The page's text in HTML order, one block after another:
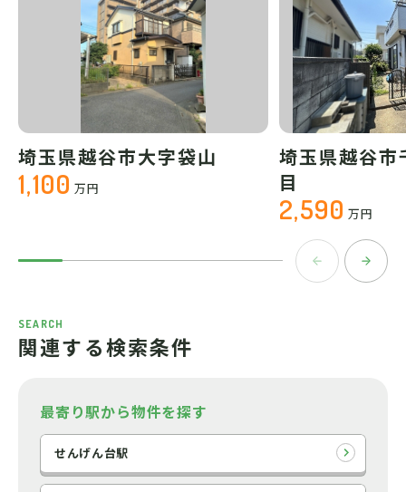
埼玉県越谷市大字袋山
1,100 万円
埼玉県越谷
目
2,590 万円
SEARCH
関連する検索条件
最寄り駅から物件を探す
せんげん台駅